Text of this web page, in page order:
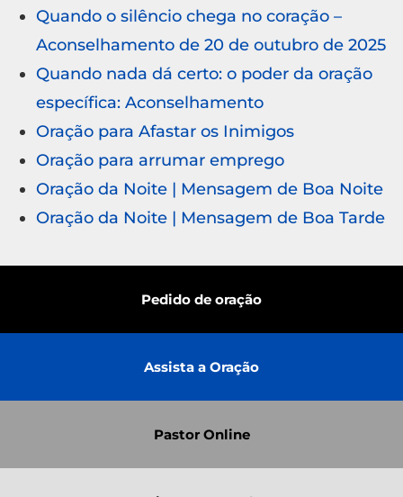
Quando o silêncio chega no coração –
Aconselhamento de 20 de outubro de 2025
Quando nada dá certo: o poder da oração
específica: Aconselhamento
Oração para Afastar os Inimigos
Oração para arrumar emprego
Oração da Noite | Mensagem de Boa Noite
Oração da Noite | Mensagem de Boa Tarde
Pedido de oração
Assista a Oração
Pastor Online